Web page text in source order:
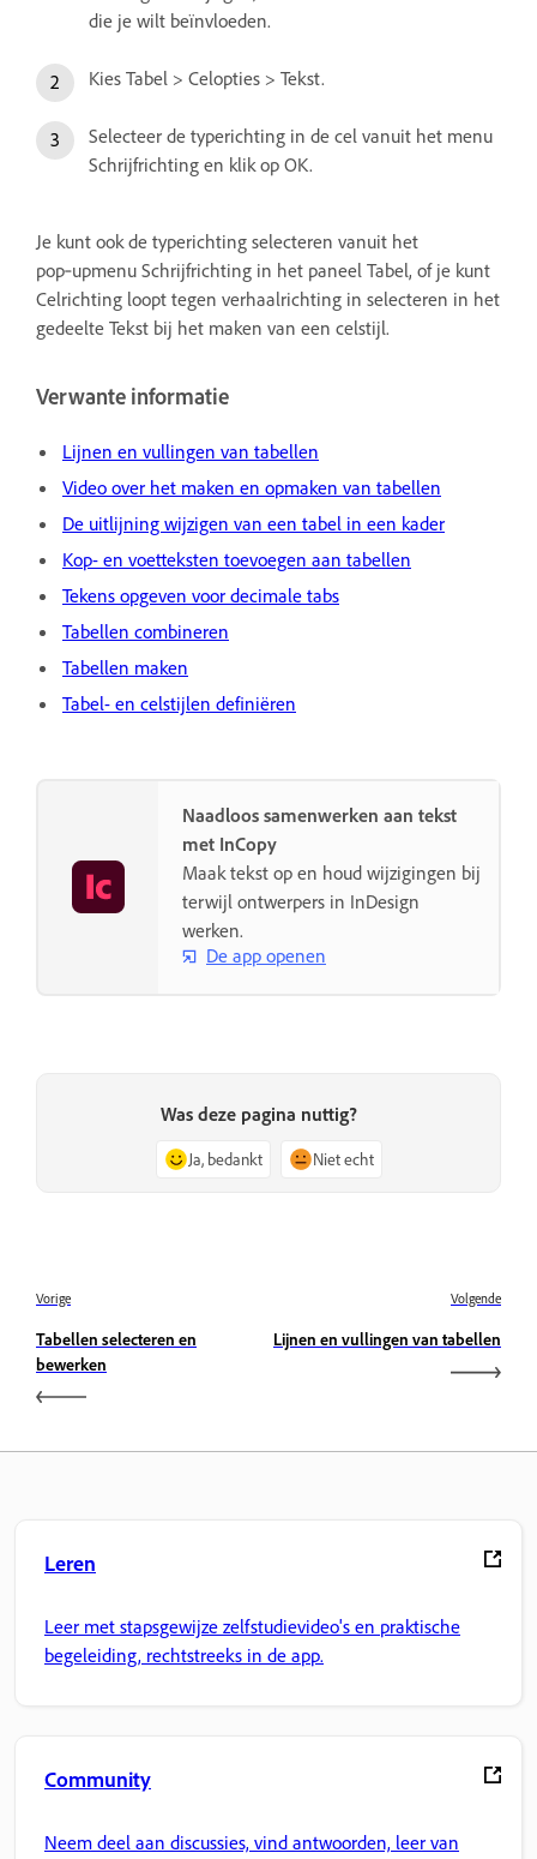
die je wilt beïnvloeden.
Kies Tabel > Celopties > Tekst.
Selecteer de typerichting in de cel vanuit het menu
Schrijfrichting en klik op OK.
Je kunt ook de typerichting selecteren vanuit het
pop‑upmenu Schrijfrichting in het paneel Tabel, of je kunt
Celrichting loopt tegen verhaalrichting in selecteren in het
gedeelte Tekst bij het maken van een celstijl.
Verwante informatie
Lijnen en vullingen van tabellen
Video over het maken en opmaken van tabellen
De uitlijning wijzigen van een tabel in een kader
Kop- en voetteksten toevoegen aan tabellen
Tekens opgeven voor decimale tabs
Tabellen combineren
Tabellen maken
Tabel- en celstijlen definiëren
Naadloos samenwerken aan tekst
met InCopy
Maak tekst op en houd wijzigingen bij
terwijl ontwerpers in InDesign
werken.
De app openen
Was deze pagina nuttig?
Ja, bedankt Niet echt
Vorige
Tabellen selecteren en
bewerken
Volgende
Lijnen en vullingen van tabellen
Leren
Leer met stapsgewijze zelfstudievideo's en praktische
begeleiding, rechtstreeks in de app.
Community
Neem deel aan discussies, vind antwoorden, leer van